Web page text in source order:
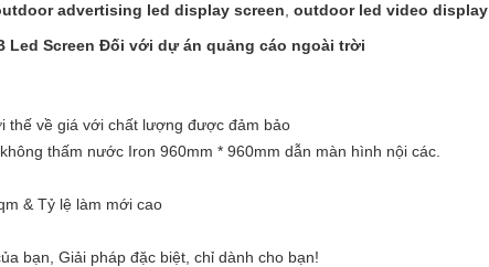
advertising led display screen outdoor led video display
Led Screen Đối với dự án quảng cáo ngoài trời
thế về giá với chất lượng được đảm bảo
thấm nước Iron 960mm * 960mm dẫn màn hình nội các.
& Tỷ lệ làm mới cao
bạn, Giải pháp đặc biệt, chỉ dành cho bạn!